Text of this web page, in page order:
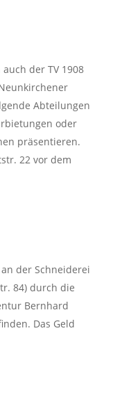
der TV 1908
Abteilungen
oder
präsentieren.
22 vor dem
der Schneiderei
84) durch die
Bernhard
Das Geld